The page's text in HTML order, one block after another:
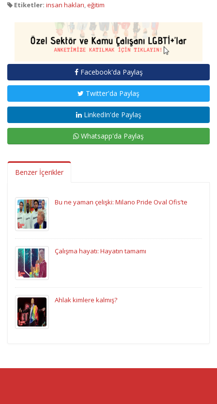
Etiketler: insan hakları,eğitim
Facebook'da Paylaş
Twitter'da Paylaş
LinkedIn'de Paylaş
Whatsapp'da Paylaş
Benzer İçerikler
Bu ne yaman çelişki: Milano Pride Oval Ofis’te
Çalışma hayatı: Hayatın tamamı
Ahlak kimlere kalmış?